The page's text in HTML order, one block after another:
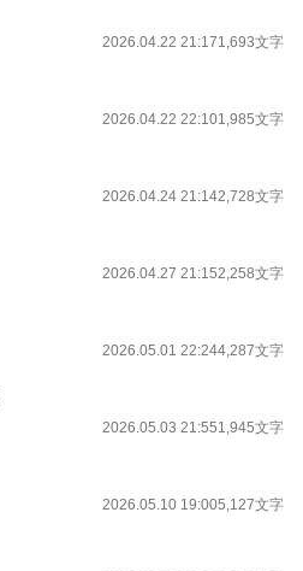
2026.04.22 21:171,693文字
2026.04.22 22:101,985文字
2026.04.24 21:142,728文字
2026.04.27 21:152,258文字
2026.05.01 22:244,287文字
2026.05.03 21:551,945文字
2026.05.10 19:005,127文字